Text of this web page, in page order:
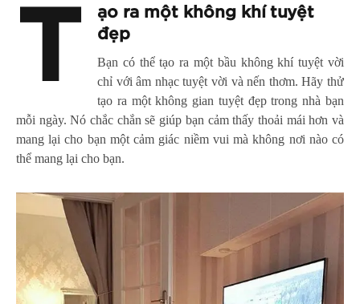
T
ạo ra một không khí tuyệt
đẹp
Bạn có thể tạo ra một bầu không khí tuyệt vời
chỉ với âm nhạc tuyệt vời và nến thơm. Hãy thử
tạo ra một không gian tuyệt đẹp trong nhà bạn
mỗi ngày. Nó chắc chắn sẽ giúp bạn cảm thấy thoải mái hơn và
mang lại cho bạn một cảm giác niềm vui mà không nơi nào có
thể mang lại cho bạn.